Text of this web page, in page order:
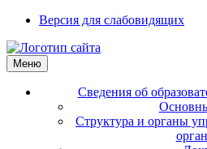
Версия для слабовидящих
Меню
Сведения об
Структура и органы